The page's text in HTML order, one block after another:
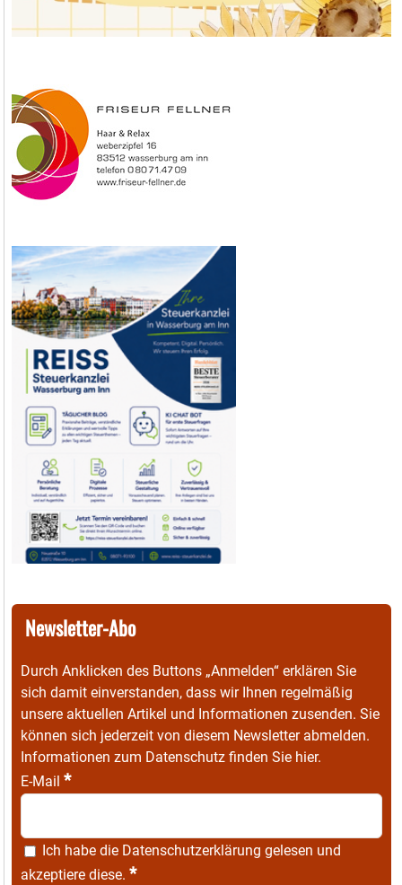
Newsletter-Abo
Durch Anklicken des Buttons „Anmelden“ erklären Sie
sich damit einverstanden, dass wir Ihnen regelmäßig
unsere aktuellen Artikel und Informationen zusenden. Sie
können sich jederzeit von diesem Newsletter abmelden.
Informationen zum Datenschutz finden Sie hier.
E-Mail *
Ich habe die Datenschutzerklärung gelesen und
akzeptiere diese. *